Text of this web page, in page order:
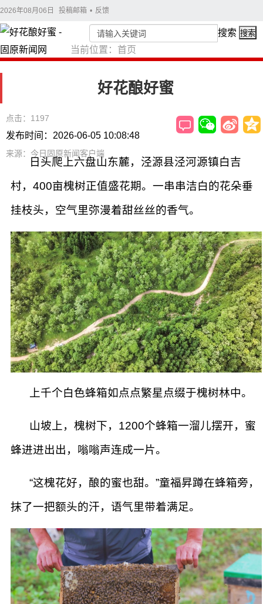
2026年08月06日 投稿邮箱 • 反馈
当前位置： 首页
搜索 搜索
好花酿好蜜
点击：1197
发布时间：2026-06-05 10:08:48
来源：今日固原新闻客户端
日头爬上六盘山东麓，泾源县泾河源镇白吉
村，400亩槐树正值盛花期。一串串洁白的花朵垂
挂枝头，空气里弥漫着甜丝丝的香气。
上千个白色蜂箱如点点繁星点缀于槐树林中。
山坡上，槐树下，1200个蜂箱一溜儿摆开，蜜
蜂进进出出，嗡嗡声连成一片。
“这槐花好，酿的蜜也甜。”童福昇蹲在蜂箱旁，
抹了一把额头的汗，语气里带着满足。